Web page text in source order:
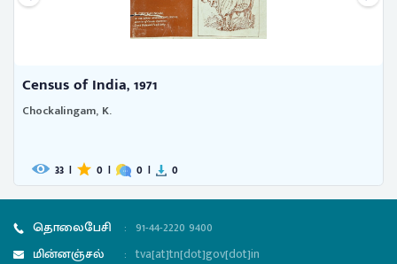
Census of India, 1971
Chockalingam, K.
33 | 0 | 0 | 0
தொலைபேசி : 91-44-2220 9400
மின்னஞ்சல்
: tva[at]tn[dot]gov[dot]in